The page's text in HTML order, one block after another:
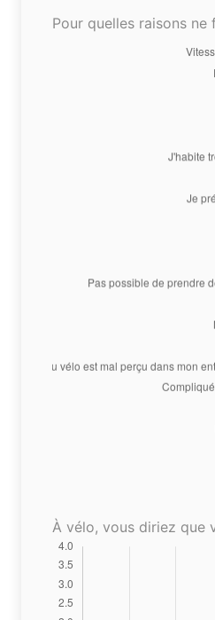
Pour quelles raisons
À vélo, vous diriez que